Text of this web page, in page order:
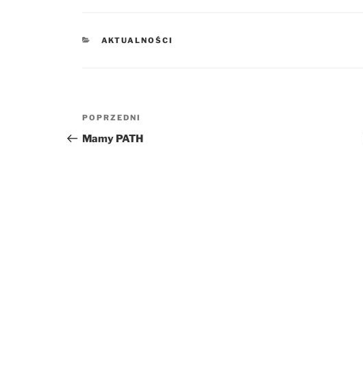
KATEGORIE
AKTUALNOŚCI
wpisu
Poprzedni
wpis
POPRZEDNI
Mamy PATH